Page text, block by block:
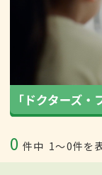
0 件中 1〜0件を